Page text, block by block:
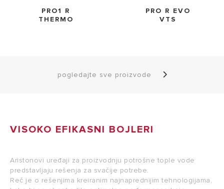
PRO1 R
THERMO
PRO R EVO
VTS
pogledajte sve proizvode
VISOKO EFIKASNI BOJLERI
Aristonovi uređaji za proizvodnju potrošne tople vode
predstavljaju rešenja za svačije potrebe.
Reč je o rešenjima kreiranim najnaprednijim tehnologijama,